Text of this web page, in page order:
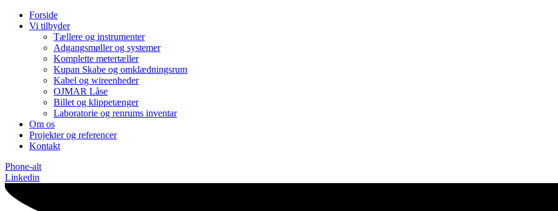
Forside
Vi tilbyder
Tællere og instrumenter
Adgangsmøller og systemer
Komplette metertæller
Kupan Skabe og omklædningsrum
Kabel og wireenheder
OJMAR Låse
Billet og klippetænger
Laboratorie og renrums inventar
Om os
Projekter og referencer
Kontakt
Phone-alt
Linkedin